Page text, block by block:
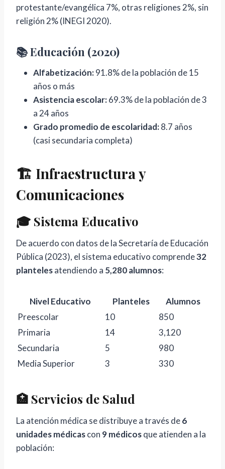
protestante/evangélica 7%, otras religiones 2%, sin
religión 2% (INEGI 2020).
📚 Educación (2020)
Alfabetización:91.8% de la población de 15
años o más
Asistencia escolar:69.3% de la población de 3
a 24 años
Grado promedio de escolaridad:8.7 años
(casi secundaria completa)
🏗️ Infraestructura y
Comunicaciones
🎓 Sistema Educativo
De acuerdo con datos de la Secretaría de Educación
Pública (2023), el sistema educativo comprende32
plantelesatendiendo a 5,280 alumnos:
Nivel Educativo Planteles
Alumnos
Preescolar
10
850
Primaria
14
3,120
Secundaria
5
980
Media Superior
3 330
🏥 Servicios de Salud
La atención médica se distribuye a través de6
unidades médicascon 9 médicosque atienden a la
población: